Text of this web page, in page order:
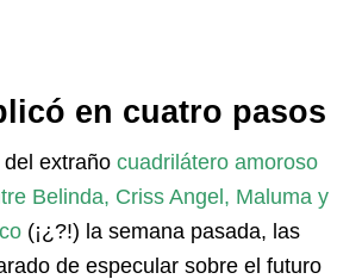
en cuatro pasos
extraño cuadrilátero amoroso
Belinda, Criss Angel, Maluma y
(¡¿?!) la semana pasada, las
de especular sobre el futuro